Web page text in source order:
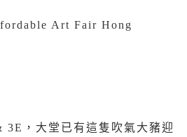
Art Fair Hong
3E，大堂已有這隻吹氣大豬迎